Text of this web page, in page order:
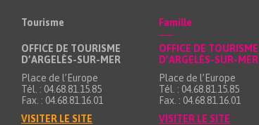
Tourisme
OFFICE DE TOURISME
D’ARGELÈS-SUR-MER
Place de l’Europe
Tél. : 04.68.81.15.85
Fax. : 04.68.81.16.01
VISITER LE SITE
Famille
OFFICE DE TOURISME
D’ARGELÈS-SUR-MER
Place de l’Europe
Tél. : 04.68.81.15.85
Fax. : 04.68.81.16.01
VISITER LE SITE